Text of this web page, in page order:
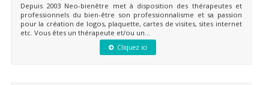
Depuis 2003 Neo-bienêtre met à disposition des thérapeutes et
professionnels du bien-être son professionnalisme et sa passion
pour la création de logos, plaquette, cartes de visites, sites internet
etc. Vous êtes un thérapeute et/ou un...
Cliquez ici